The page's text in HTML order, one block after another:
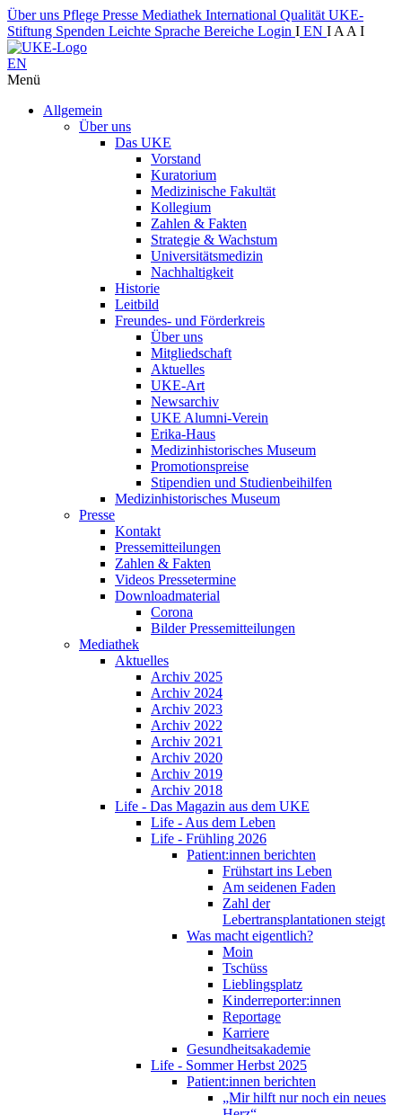
Über uns Pflege Presse Mediathek International Qualität UKE-
Stiftung Spenden Leichte Sprache Bereiche Login I EN I A A I
EN
Menü
Allgemein
Über uns
Das UKE
Vorstand
Kuratorium
Medizinische Fakultät
Kollegium
Zahlen & Fakten
Strategie & Wachstum
Universitätsmedizin
Nachhaltigkeit
Historie
Leitbild
Freundes- und Förderkreis
Über uns
Mitgliedschaft
Aktuelles
UKE-Art
Newsarchiv
UKE Alumni-Verein
Erika-Haus
Medizinhistorisches Museum
Promotionspreise
Stipendien und Studienbeihilfen
Medizinhistorisches Museum
Presse
Kontakt
Pressemitteilungen
Zahlen & Fakten
Videos Pressetermine
Downloadmaterial
Corona
Bilder Pressemitteilungen
Mediathek
Aktuelles
Archiv 2025
Archiv 2024
Archiv 2023
Archiv 2022
Archiv 2021
Archiv 2020
Archiv 2019
Archiv 2018
Life - Das Magazin aus dem UKE
Life - Aus dem Leben
Life - Frühling 2026
Patient:innen berichten
Frühstart ins Leben
Am seidenen Faden
Zahl der
Lebertransplantationen steigt
Was macht eigentlich?
Moin
Tschüss
Lieblingsplatz
Kinderreporter:innen
Reportage
Karriere
Gesundheitsakademie
Life - Sommer Herbst 2025
Patient:innen berichten
„Mir hilft nur noch ein neues